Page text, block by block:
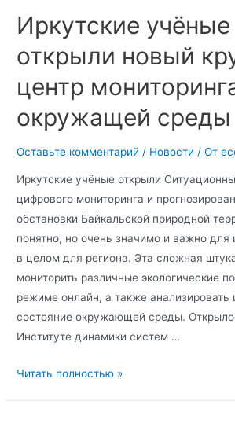
Иркутские учёные
открыли новый
центр
окружащей среды
Оставьте комментарий / Новости / От
Иркутские учёные открыли
цифрового мониторинга и
обстановки Байкальской природной
понятно, но очень значимо и важно для
в целом для региона. Эта сложная
мониторить различные экологические
режиме онлайн, а также анализировать
состояние окружающей среды.
Институте динамики систем …
Читать полностью »